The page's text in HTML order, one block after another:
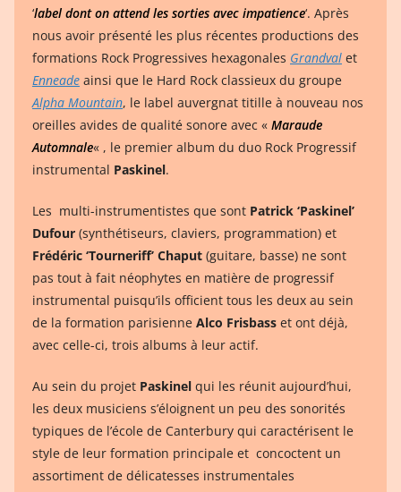
‘label dont on attend les sorties avec impatience‘. Après
nous avoir présenté les plus récentes productions des
formations Rock Progressives hexagonales Grandval et
Enneade ainsi que le Hard Rock classieux du groupe
Alpha Mountain, le label auvergnat titille à nouveau nos
oreilles avides de qualité sonore avec « Maraude
Automnale« , le premier album du duo Rock Progressif
instrumental Paskinel.
Les multi-instrumentistes que sont Patrick ‘Paskinel’
Dufour (synthétiseurs, claviers, programmation) et
Frédéric ‘Tourneriff’ Chaput (guitare, basse) ne sont
pas tout à fait néophytes en matière de progressif
instrumental puisqu’ils officient tous les deux au sein
de la formation parisienne Alco Frisbass et ont déjà,
avec celle-ci, trois albums à leur actif.
Au sein du projet Paskinel qui les réunit aujourd’hui,
les deux musiciens s’éloignent un peu des sonorités
typiques de l’école de Canterbury qui caractérisent le
style de leur formation principale et concoctent un
assortiment de délicatesses instrumentales